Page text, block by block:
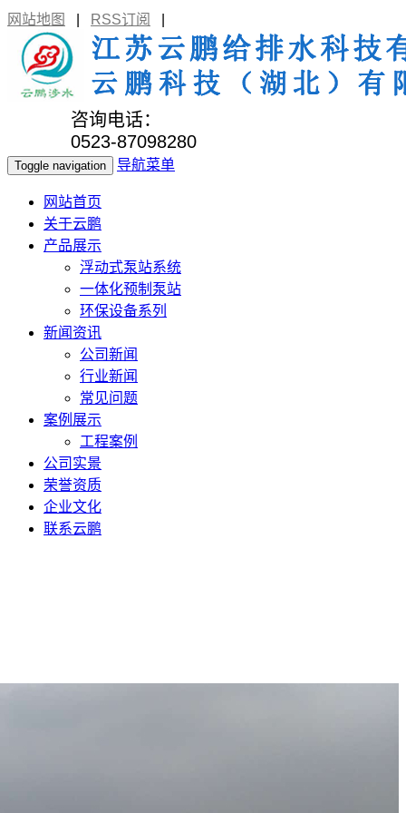
网站地图 RSS订阅
咨询电话：
0523-87098280
Toggle navigation 导航菜单
网站首页
关于云鹏
产品展示
浮动式泵站系统
一体化预制泵站
环保设备系列
新闻资讯
公司新闻
行业新闻
常见问题
案例展示
工程案例
公司实景
荣誉资质
企业文化
联系云鹏